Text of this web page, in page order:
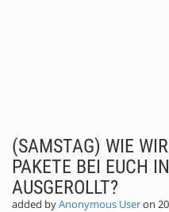
(SAMSTAG) WIE
PAKETE BEI EUCH
AUSGEROLLT?
added byAnonymous Useron